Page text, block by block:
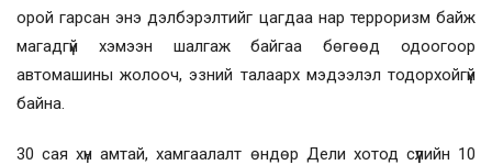
орой гарсан энэ дэлбэрэлтийг цагдаа нар терроризм байж
магадгүй хэмээн шалгаж байгаа бөгөөд одоогоор
автомашины жолооч, эзний талаарх мэдээлэл тодорхойгүй
байна.
30 сая хүн амтай, хамгаалалт өндөр Дели хотод сүүлийн 10